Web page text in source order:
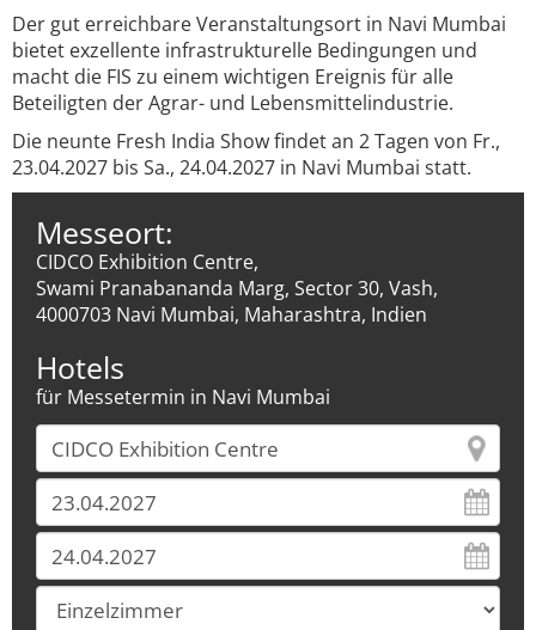
Der gut erreichbare Veranstaltungsort in Navi Mumbai
bietet exzellente infrastrukturelle Bedingungen und
macht die FIS zu einem wichtigen Ereignis für alle
Beteiligten der Agrar- und Lebensmittelindustrie.
Die neunte Fresh India Show findet an 2 Tagen von Fr.,
23.04.2027 bis Sa., 24.04.2027 in Navi Mumbai statt.
Messeort:
CIDCO Exhibition Centre,
Swami Pranabananda Marg, Sector 30, Vash,
4000703 Navi Mumbai, Maharashtra, Indien
Hotels
für Messetermin in Navi Mumbai